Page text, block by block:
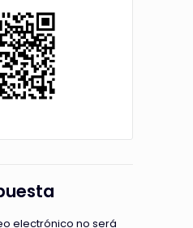
electrónico no será